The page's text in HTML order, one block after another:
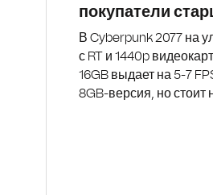
покупатели
В Cyberpunk 2077 на
с RT и 1440p
16GB выдает на 5-7
8GB-версия, но стоит